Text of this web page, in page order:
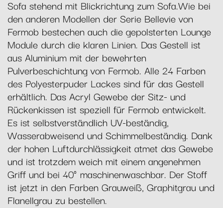
Sofa stehend mit Blickrichtung zum Sofa.Wie bei
den anderen Modellen der Serie Bellevie von
Fermob bestechen auch die gepolsterten Lounge
Module durch die klaren Linien. Das Gestell ist
aus Aluminium mit der bewehrten
Pulverbeschichtung von Fermob. Alle 24 Farben
des Polyesterpuder Lackes sind für das Gestell
erhältlich. Das Acryl Gewebe der Sitz- und
Rückenkissen ist speziell für Fermob entwickelt.
Es ist selbstverständlich UV-beständig,
Wasserabweisend und Schimmelbeständig. Dank
der hohen Luftdurchlässigkeit atmet das Gewebe
und ist trotzdem weich mit einem angenehmen
Griff und bei 40° maschinenwaschbar. Der Stoff
ist jetzt in den Farben Grauweiß, Graphitgrau und
Flanellgrau zu bestellen.